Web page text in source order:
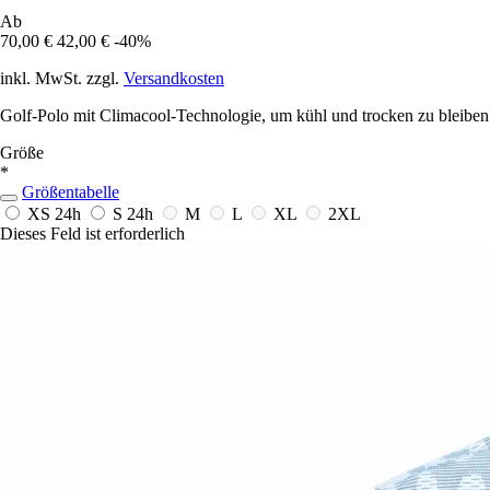
Ab
70,00 € 42,00 € -40%
inkl. MwSt. zzgl. Versandkosten
Golf-Polo mit Climacool-Technologie, um kühl und trocken zu
Größe
*
Größentabelle
XS 24h S 24h M L XL
2XL
Dieses Feld ist erforderlich